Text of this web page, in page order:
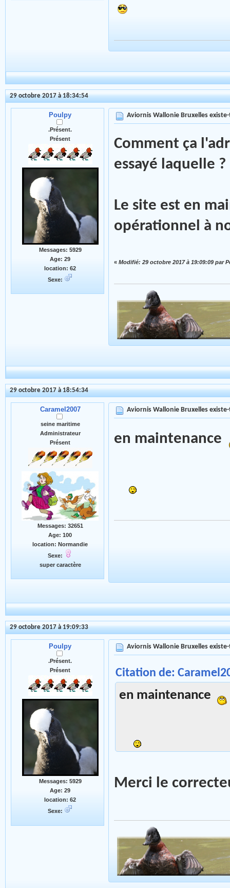
29 octobre 2017 à 18:34:54
Poulpy
.Présent.
Présent
Messages: 5929
Age: 29
location: 62
Sexe:
Aviornis Wallonie Bruxelles
Comment ça
essayé laquelle ?
Le site est en
opérationnel à
« Modifié: 29 octobre 2017 à 19:09:09 par
29 octobre 2017 à 18:54:34
Caramel2007
seine maritime
Administrateur
Présent
Messages: 32651
Age: 100
location: Normandie
Sexe:
super caractère
Aviornis Wallonie Bruxelles
en maintenance
29 octobre 2017 à 19:09:33
Poulpy
.Présent.
Présent
Messages: 5929
Age: 29
location: 62
Sexe:
Aviornis Wallonie Bruxelles
Citation de:
en maintenance
Merci le